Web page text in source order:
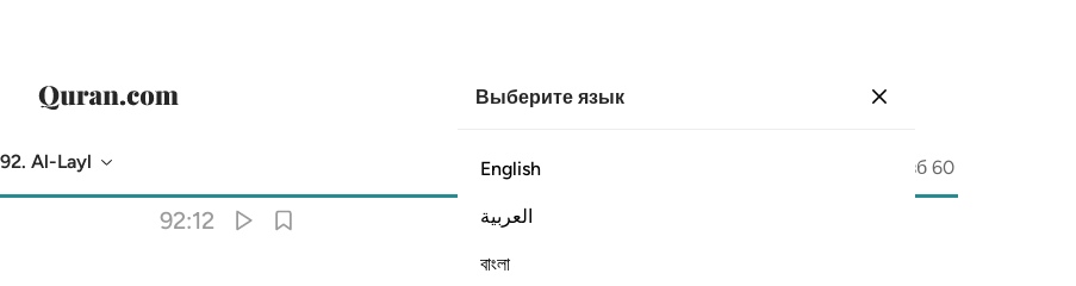
Выберите язык
English
العربية
বাংলা
92. Al-Layl Хизб 60
92:12